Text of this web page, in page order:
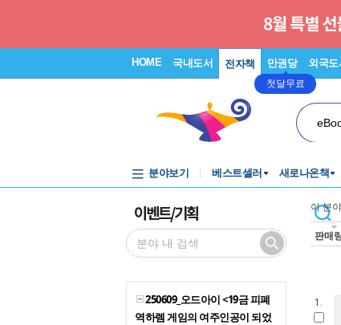
HOME 국내도서 전자책 만권당
첫달무료
외국도
분야보기 베스트셀러 새로나온책
이벤트/기획
250609_오드아이 <19금 피폐
역하렘 게임의 여주인공이 되었
이 분
판매
1.